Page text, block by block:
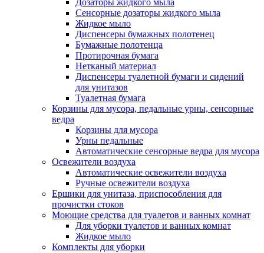
Дозаторы жидкого мыла
Сенсорные дозаторы жидкого мыла
Жидкое мыло
Диспенсеры бумажных полотенец
Бумажные полотенца
Протирочная бумага
Нетканый материал
Диспенсеры туалетной бумаги и сидений
для унитазов
Туалетная бумага
Корзины для мусора, педальные урны, сенсорные
ведра
Корзины для мусора
Урны педальные
Автоматические сенсорные ведра для мусора
Освежители воздуха
Автоматические освежители воздуха
Ручные освежители воздуха
Ершики для унитаза, приспособления для
прочистки стоков
Моющие средства для туалетов и ванных комнат
Для уборки туалетов и ванных комнат
Жидкое мыло
Комплекты для уборки